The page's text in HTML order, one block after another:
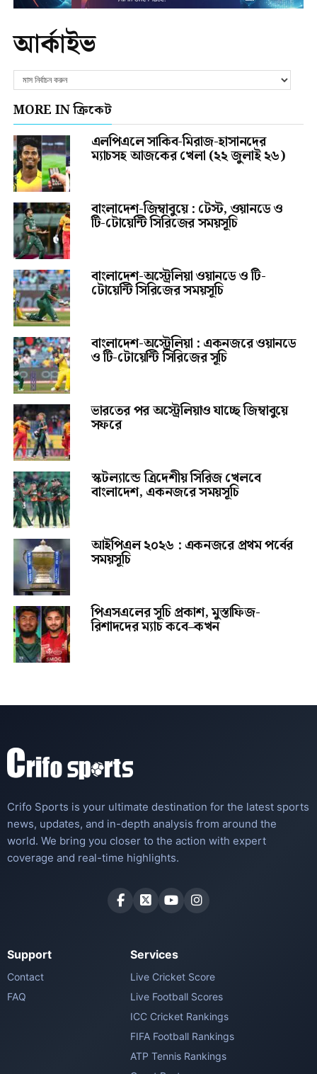
আর্কাইভ
MORE IN ক্রিকেট
এলপিএলে সাকিব-মিরাজ-হাসানদের
ম্যাচসহ আজকের খেলা (২২ জুলাই ২৬)
বাংলাদেশ-জিম্বাবুয়ে : টেস্ট, ওয়ানডে ও
টি-টোয়েন্টি সিরিজের সময়সূচি
বাংলাদেশ-অস্ট্রেলিয়া ওয়ানডে ও টি-
টোয়েন্টি সিরিজের সময়সূচি
বাংলাদেশ-অস্ট্রেলিয়া : একনজরে ওয়ানডে
ও টি-টোয়েন্টি সিরিজের সূচি
ভারতের পর অস্ট্রেলিয়াও যাচ্ছে জিম্বাবুয়ে
সফরে
স্কটল্যান্ডে ত্রিদেশীয় সিরিজ খেলবে
বাংলাদেশ, একনজরে সময়সূচি
আইপিএল ২০২৬ : একনজরে প্রথম পর্বের
সময়সূচি
পিএসএলের সূচি প্রকাশ, মুস্তাফিজ-
রিশাদদের ম্যাচ কবে–কখন
Crifo Sports is your ultimate destination for the latest sports
news, updates, and in-depth analysis from around the
world. We bring you closer to the action with expert
coverage and real-time highlights.
Support
Contact
FAQ
Services
Live Cricket Score
Live Football Scores
ICC Cricket Rankings
FIFA Football Rankings
ATP Tennis Rankings